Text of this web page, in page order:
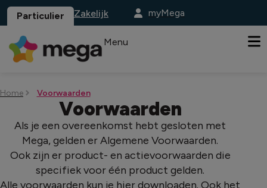
Particulier Zakelijk myMega
Menu
Home Voorwaarden
Voorwaarden
Als je een overeenkomst hebt gesloten met
Mega, gelden er Algemene Voorwaarden.
Ook zijn er product- en actievoorwaarden die
specifiek voor één product gelden.
Alle voorwaarden kun je hier downloaden. Ook het